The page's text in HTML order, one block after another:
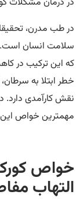
در طب مدرن،
سلامت انسان
که این ترکیب در
خطر ابتلا به
نقش کارآمدی دارد.
مهمترین خواص این
خواص
التهاب